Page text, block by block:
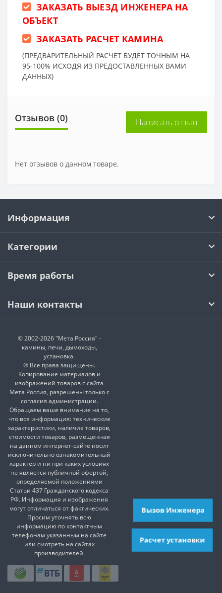
ЗАКАЗАТЬ ВЫЕЗД ИНЖЕНЕРА НА
ОБЪЕКТ
ЗАКАЗАТЬ РАСЧЕТ КАМИНА
(ПРЕДВАРИТЕЛЬНЫЙ РАСЧЕТ БУДЕТ ТОЧНЫМ НА
95-100% ИСХОДЯ ИЗ ПРЕДОСТАВЛЕННЫХ ВАМИ
ДАННЫХ)
Отзывов (0) Написать отзыв
Нет отзывов о данном товаре.
Информация
Категории
Время работы
Наши контакты
© 2002-2026 "Мета Россия" -
камины, печи, дымоходы,
установка.
® Все права защищены.
Копирование материалов и
изображений товаров с сайта
Мета Россия, разрешены только с
согласия администрации.
Обращаем ваше внимание на то,
что вся информация: технические
характеристики, наличие товаров,
стоимости товаров, размещенная
на данном интернет-сайте носит
исключительно ознакомительный
характер и ни при каких условиях
не является публичной офертой,
определяемой положениями
Статьи 437 Гражданского кодекса
РФ. Информация и изображения
могут отличаться от фактических.
Просим уточнять всю
информацию по контактным
телефонам указанным на сайте
или смотреть на сайтах
производителей.
Расчет установки
Вызов Инженера